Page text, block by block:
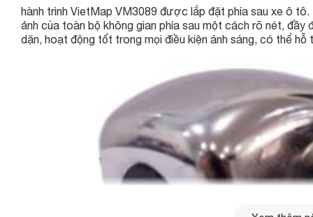
hành trình VietMap VM3089 được lắp đặt phía sau xe ô
ảnh của toàn bộ không gian phía sau một cách rõ nét, đầy
dặn, hoạt động tốt trong mọi điều kiện ánh sáng, có thể